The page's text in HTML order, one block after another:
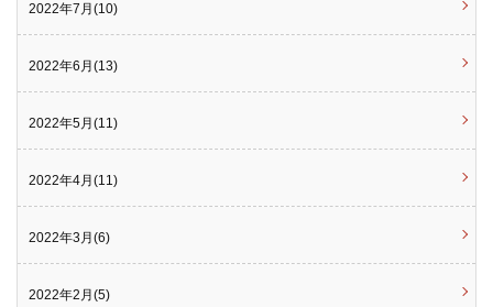
2022年7月(10)
2022年6月(13)
2022年5月(11)
2022年4月(11)
2022年3月(6)
2022年2月(5)